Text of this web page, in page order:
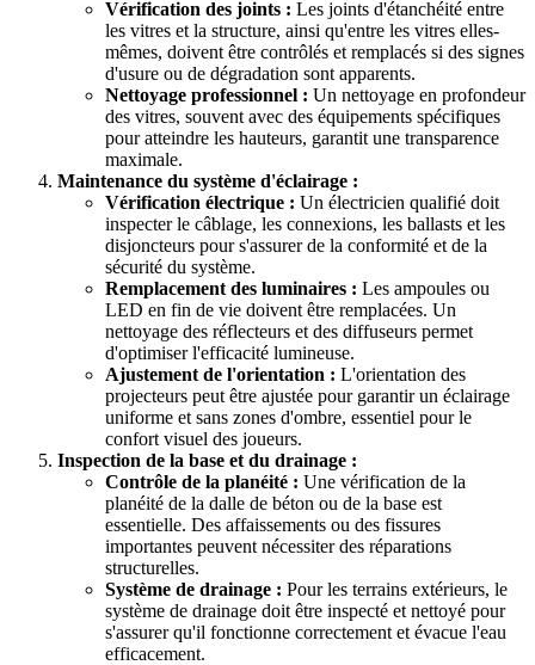
Vérification des joints : Les joints d'étanchéité entre
les vitres et la structure, ainsi qu'entre les vitres elles-
mêmes, doivent être contrôlés et remplacés si des signes
d'usure ou de dégradation sont apparents.
Nettoyage professionnel : Un nettoyage en profondeur
des vitres, souvent avec des équipements spécifiques
pour atteindre les hauteurs, garantit une transparence
maximale.
Maintenance du système d'éclairage :
Vérification électrique : Un électricien qualifié doit
inspecter le câblage, les connexions, les ballasts et les
disjoncteurs pour s'assurer de la conformité et de la
sécurité du système.
Remplacement des luminaires : Les ampoules ou
LED en fin de vie doivent être remplacées. Un
nettoyage des réflecteurs et des diffuseurs permet
d'optimiser l'efficacité lumineuse.
Ajustement de l'orientation : L'orientation des
projecteurs peut être ajustée pour garantir un éclairage
uniforme et sans zones d'ombre, essentiel pour le
confort visuel des joueurs.
Inspection de la base et du drainage :
Contrôle de la planéité : Une vérification de la
planéité de la dalle de béton ou de la base est
essentielle. Des affaissements ou des fissures
importantes peuvent nécessiter des réparations
structurelles.
Système de drainage : Pour les terrains extérieurs, le
système de drainage doit être inspecté et nettoyé pour
s'assurer qu'il fonctionne correctement et évacue l'eau
efficacement.